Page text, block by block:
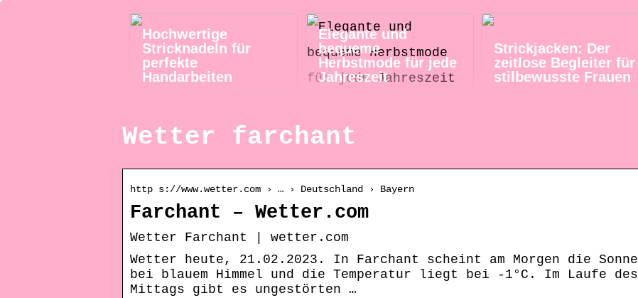
Hochwertige
Stricknadeln für
perfekte
Handarbeiten
Elegante und
bequeme
Herbstmode für jede
Jahreszeit
Strickjacken: Der
zeitlose Begleiter für
stilbewusste Frauen
Wetter farchant
http s://www.wetter.com › … › Deutschland › Bayern
Farchant – Wetter.com
Wetter Farchant | wetter.com
Wetter heute, 21.02.2023. In Farchant scheint am Morgen die Sonne
bei blauem Himmel und die Temperatur liegt bei -1°C. Im Laufe des
Mittags gibt es ungestörten …